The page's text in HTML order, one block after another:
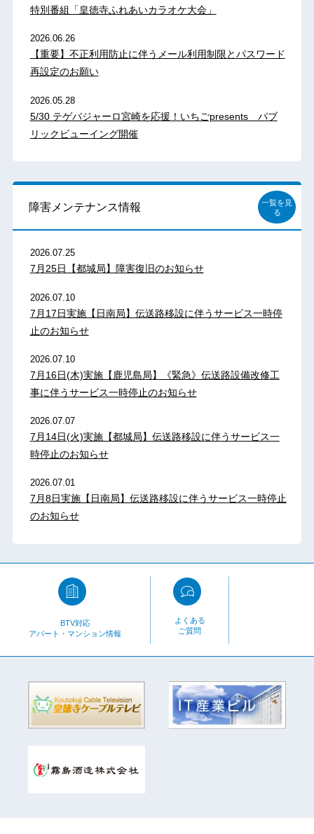
特別番組「皇徳寺ふれあいカラオケ大会」
2026.06.26
【重要】不正利用防止に伴うメール利用制限とパスワード
再設定のお願い
2026.05.28
5/30 テゲバジャーロ宮崎を応援！いちごpresents パブ
リックビューイング開催
障害メンテナンス情報
一覧を見
る
2026.07.25
7月25日【都城局】障害復旧のお知らせ
2026.07.10
7月17日実施【日南局】伝送路移設に伴うサービス一時停
止のお知らせ
2026.07.10
7月16日(木)実施【鹿児島局】《緊急》伝送路設備改修工
事に伴うサービス一時停止のお知らせ
2026.07.07
7月14日(火)実施【都城局】伝送路移設に伴うサービス一
時停止のお知らせ
2026.07.01
7月8日実施【日南局】伝送路移設に伴うサービス一時停止
のお知らせ
BTV対応
アパート・マンション情報
よくある
ご質問